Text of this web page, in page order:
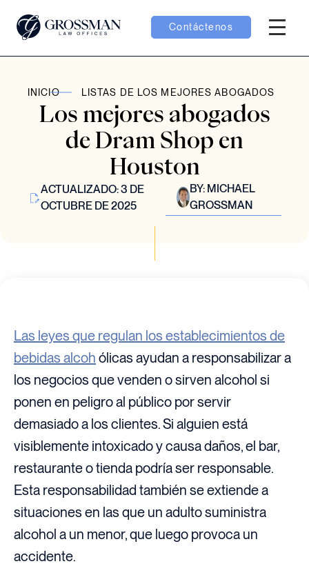
Contáctenos
Menú
Casos
INICIO LISTAS DE LOS MEJORES ABOGADOS
Los mejores abogados
de Dram Shop en
Houston
ACTUALIZADO: 3 DE
OCTUBRE DE 2025
BY: MICHAEL
GROSSMAN
Las leyes que regulan los establecimientos de
bebidas alcoh ólicas ayudan a responsabilizar a
los negocios que venden o sirven alcohol si
ponen en peligro al público por servir
demasiado a los clientes. Si alguien está
visiblemente intoxicado y causa daños, el bar,
restaurante o tienda podría ser responsable.
Esta responsabilidad también se extiende a
situaciones en las que un adulto suministra
alcohol a un menor, que luego provoca un
accidente.